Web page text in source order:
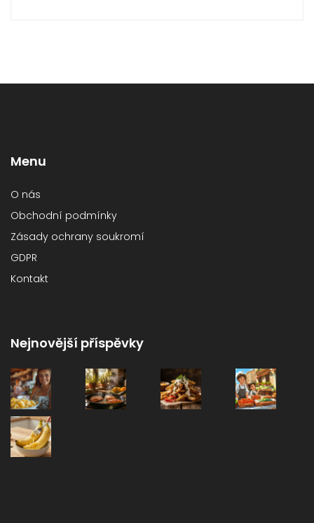
Menu
O nás
Obchodní podmínky
Zásady ochrany soukromí
GDPR
Kontakt
Nejnovější příspěvky